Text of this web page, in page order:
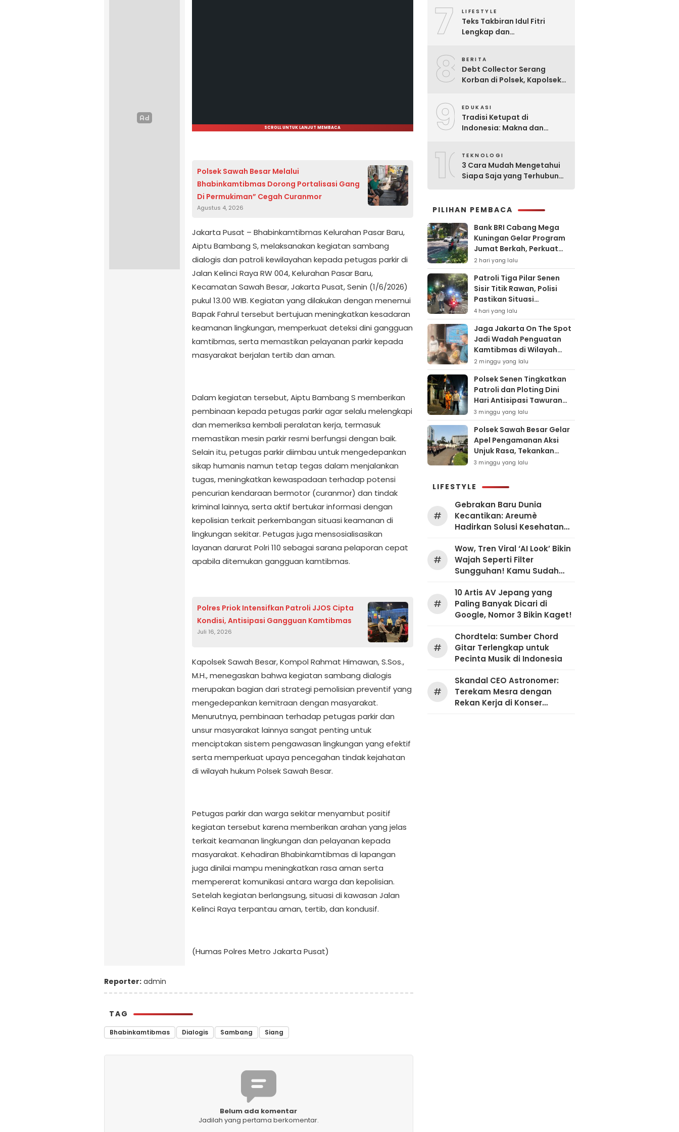
SCROLL UNTUK LANJUT MEMBACA
Polsek Sawah Besar Melalui
Bhabinkamtibmas Dorong Portalisasi Gang
Di Permukiman” Cegah Curanmor
Agustus 4, 2026
Jakarta Pusat – Bhabinkamtibmas Kelurahan Pasar Baru,
Aiptu Bambang S, melaksanakan kegiatan sambang
dialogis dan patroli kewilayahan kepada petugas parkir di
Jalan Kelinci Raya RW 004, Kelurahan Pasar Baru,
Kecamatan Sawah Besar, Jakarta Pusat, Senin (1/6/2026)
pukul 13.00 WIB. Kegiatan yang dilakukan dengan menemui
Bapak Fahrul tersebut bertujuan meningkatkan kesadaran
keamanan lingkungan, memperkuat deteksi dini gangguan
kamtibmas, serta memastikan pelayanan parkir kepada
masyarakat berjalan tertib dan aman.
Dalam kegiatan tersebut, Aiptu Bambang S memberikan
pembinaan kepada petugas parkir agar selalu melengkapi
dan memeriksa kembali peralatan kerja, termasuk
memastikan mesin parkir resmi berfungsi dengan baik.
Selain itu, petugas parkir diimbau untuk mengedepankan
sikap humanis namun tetap tegas dalam menjalankan
tugas, meningkatkan kewaspadaan terhadap potensi
pencurian kendaraan bermotor (curanmor) dan tindak
kriminal lainnya, serta aktif bertukar informasi dengan
kepolisian terkait perkembangan situasi keamanan di
lingkungan sekitar. Petugas juga mensosialisasikan
layanan darurat Polri 110 sebagai sarana pelaporan cepat
apabila ditemukan gangguan kamtibmas.
Polres Priok Intensifkan Patroli JJOS Cipta
Kondisi, Antisipasi Gangguan Kamtibmas
Juli 16, 2026
Kapolsek Sawah Besar, Kompol Rahmat Himawan, S.Sos.,
M.H., menegaskan bahwa kegiatan sambang dialogis
merupakan bagian dari strategi pemolisian preventif yang
mengedepankan kemitraan dengan masyarakat.
Menurutnya, pembinaan terhadap petugas parkir dan
unsur masyarakat lainnya sangat penting untuk
menciptakan sistem pengawasan lingkungan yang efektif
serta memperkuat upaya pencegahan tindak kejahatan
di wilayah hukum Polsek Sawah Besar.
Petugas parkir dan warga sekitar menyambut positif
kegiatan tersebut karena memberikan arahan yang jelas
terkait keamanan lingkungan dan pelayanan kepada
masyarakat. Kehadiran Bhabinkamtibmas di lapangan
juga dinilai mampu meningkatkan rasa aman serta
mempererat komunikasi antara warga dan kepolisian.
Setelah kegiatan berlangsung, situasi di kawasan Jalan
Kelinci Raya terpantau aman, tertib, dan kondusif.
(Humas Polres Metro Jakarta Pusat)
Reporter: admin
TAG
Bhabinkamtibmas Dialogis Sambang Siang
Belum ada komentar
Jadilah yang pertama berkomentar.
7 LIFESTYLE
Teks Takbiran Idul Fitri
Lengkap dan
8 BERITA
Debt Collector Serang
Korban di Polsek, Kapolsek
9 EDUKASI
Tradisi Ketupat di
Indonesia: Makna dan
10TEKNOLOGI
3 Cara Mudah Mengetahui
Siapa Saja yang Terhubung
PILIHAN PEMBACA
Bank BRI Cabang Mega
Kuningan Gelar Program
Jumat Berkah, Perkuat
Komitmen untuk Saling
Berbagai
2 hari yang lalu
Patroli Tiga Pilar Senen
Sisir Titik Rawan, Polisi
Pastikan Situasi
Kamtibmas Kondusif
4 hari yang lalu
Jaga Jakarta On The Spot
Jadi Wadah Penguatan
Kamtibmas di Wilayah
Kampung Bali
2 minggu yang lalu
Polsek Senen Tingkatkan
Patroli dan Ploting Dini
Hari Antisipasi Tawuran
serta Gangguan
Kamtibmas
3 minggu yang lalu
Polsek Sawah Besar Gelar
Apel Pengamanan Aksi
Unjuk Rasa, Tekankan
Pelayanan Humanis dan
3 minggu yang lalu
LIFESTYLE
#
Gebrakan Baru Dunia
Kecantikan: Areumè
Hadirkan Solusi Kesehatan
#
Wow, Tren Viral ‘AI Look’ Bikin
Wajah Seperti Filter
Sungguhan! Kamu Sudah
#
10 Artis AV Jepang yang
Paling Banyak Dicari di
Google, Nomor 3 Bikin Kaget!
#
Chordtela: Sumber Chord
Gitar Terlengkap untuk
Pecinta Musik di Indonesia
#
Skandal CEO Astronomer:
Terekam Mesra dengan
Rekan Kerja di Konser